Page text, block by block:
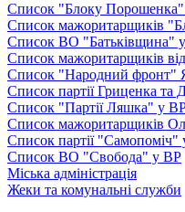
Список "Блоку
Список мажоритарщиків
Список ВО "Батьківщина"
Список мажоритарщиків
Список "Народний фронт"
Список партії Гриценка та
Список "Партії Ляшка" у
Список мажоритарщиків
Список партії "Самопоміч"
Список ВО "Свобода" у ВР
Міська адміністрація
Жеки та комунальні служби